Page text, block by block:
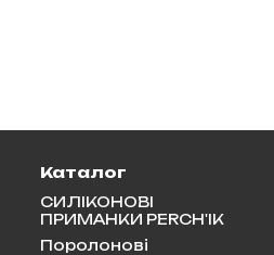
Каталог
СИЛІКОНОВІ
ПРИМАНКИ PERCH'IK
Поролонові